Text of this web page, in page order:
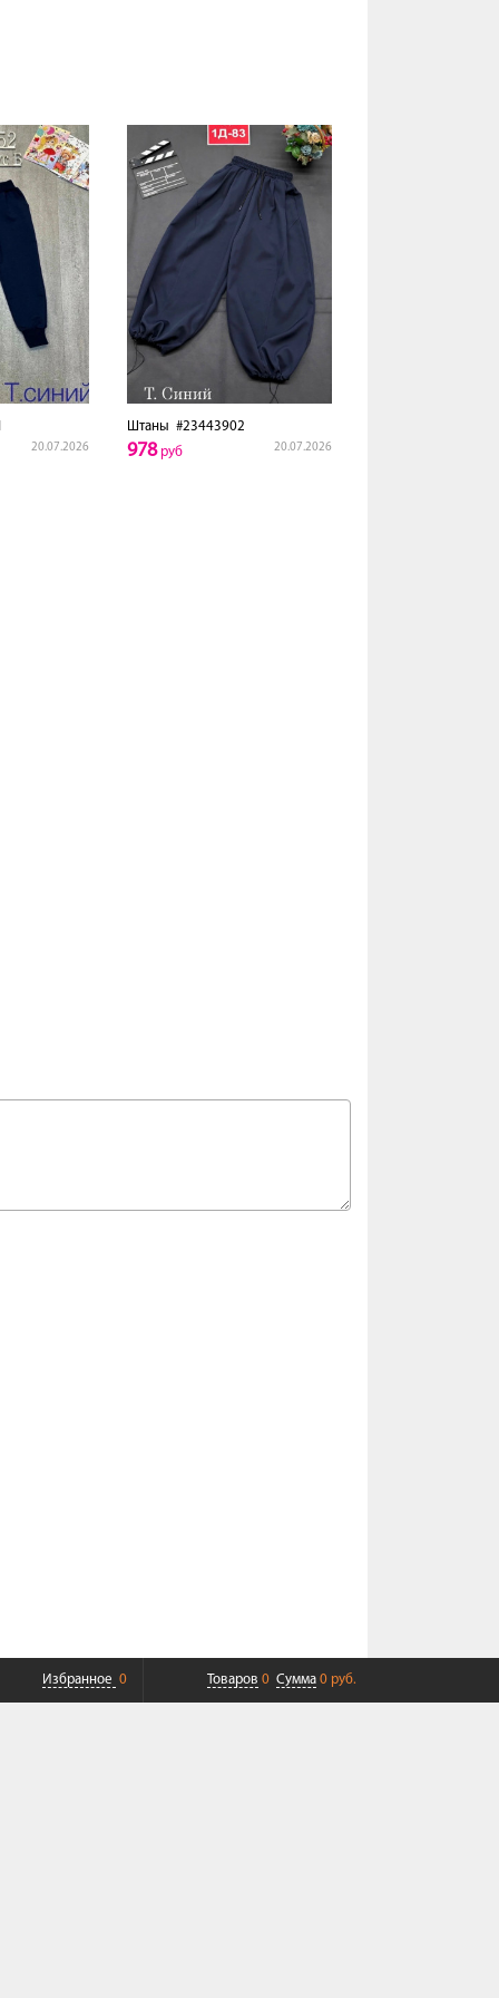
20.07.2026
Штаны #23443902
20.07.2026
978руб
Избранное 0 Товаров 0 Сумма 0 руб.